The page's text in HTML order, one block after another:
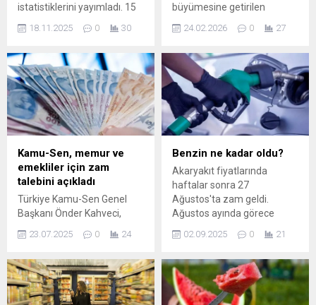
istatistiklerini yayımladı. 15
kişilerde işsiz sayısı 2025 yılı
çeyreğe göre 26 bin kişi
azalarak 3 milyon 10 bin kişi
olarak gerçekleşti. İşsizlik
oranı ise değişim
göstermeyerek yüzde 8,5
seviyesinde oldu.
18.11.2025 0 30
büyümesine getirilen
ortamı hem şirketlerin hem
erişimini zorlaştırırken,
gözler makro ihtiyati
düzenlemelerde atılacak
adımlara çevrildi. Kredi
limitlerinin ne zaman ...
24.02.2026 0 27
Kamu-Sen, memur ve
emekliler için zam
talebini açıkladı
Türkiye Kamu-Sen Genel
Başkanı Önder Kahveci,
memur ve emekliler için
2026 yılı başında 7.500 TL
ettiklerini, iki yıl boyunca da
yüzde 90’a varan oranda
kümülatif maaş artışı
23.07.2025 0 24
Benzin ne kadar oldu?
Akaryakıt fiyatlarında
haftalar sonra 27
Ağustos'ta zam geldi.
Ağustos ayında görece
sakin seyreden akaryakıt
piyasasında benzine 1,21
zammın ardından motorine
yeni bir zam geleceği
belirtildi. 1 TL’NİN ÜZERİNDE
02.09.2025 0 21